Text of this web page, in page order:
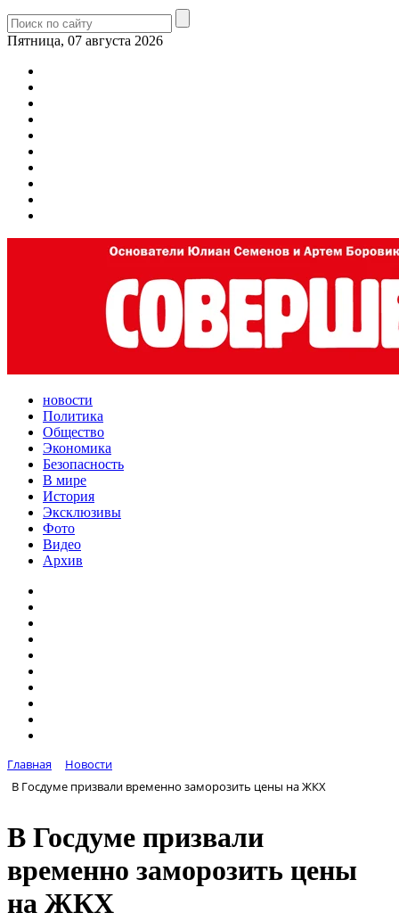
Пятница, 07 августа 2026
новости
Политика
Общество
Экономика
Безопасность
В мире
История
Эксклюзивы
Фото
Видео
Архив
Главная
Новости
В Госдуме призвали временно заморозить цены на ЖКХ
В Госдуме призвали
временно заморозить цены
на ЖКХ